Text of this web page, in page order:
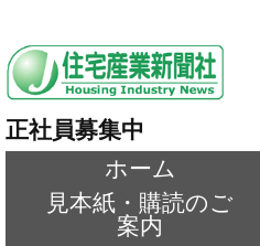
正社員募集中
ホーム
見本紙・購読のご
案内